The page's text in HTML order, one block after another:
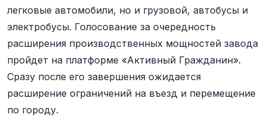
легковые автомобили, но и грузовой, автобусы и
электробусы. Голосование за очередность
расширения производственных мощностей завода
пройдет на платформе «Активный Гражданин».
Сразу после его завершения ожидается
расширение ограничений на въезд и перемещение
по городу.